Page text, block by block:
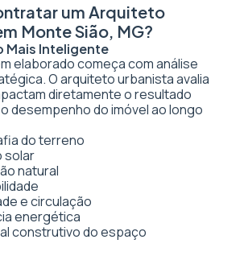
um Arquiteto
Monte Sião, MG?
Mais Inteligente
elaborado começa com análise
O arquiteto urbanista avalia
diretamente o resultado
desempenho do imóvel ao longo
do terreno
solar
natural
e circulação
energética
construtivo do espaço